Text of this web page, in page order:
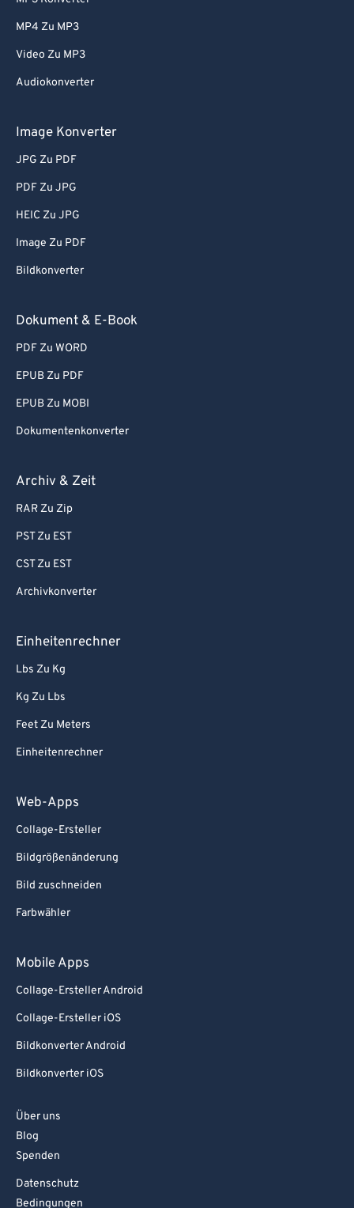
MP4 Zu MP3
Video Zu MP3
Audiokonverter
Image Konverter
JPG Zu PDF
PDF Zu JPG
HEIC Zu JPG
Image Zu PDF
Bildkonverter
Dokument & E-Book
PDF Zu WORD
EPUB Zu PDF
EPUB Zu MOBI
Dokumentenkonverter
Archiv & Zeit
RAR Zu Zip
PST Zu EST
CST Zu EST
Archivkonverter
Einheitenrechner
Lbs Zu Kg
Kg Zu Lbs
Feet Zu Meters
Einheitenrechner
Web-Apps
Collage-Ersteller
Bildgrößenänderung
Bild zuschneiden
Farbwähler
Mobile Apps
Collage-Ersteller Android
Collage-Ersteller iOS
Bildkonverter Android
Bildkonverter iOS
Über uns
Blog
Spenden
Datenschutz
Bedingungen